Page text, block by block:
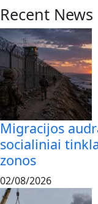
Recent News
Migracijos
socialiniai
zonos
02/08/2026